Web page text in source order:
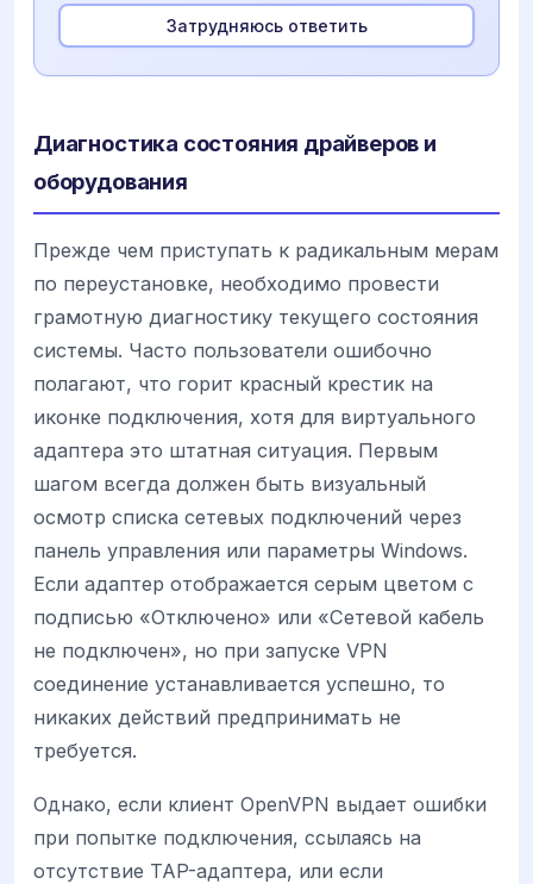
Затрудняюсь ответить
Диагностика состояния драйверов и
оборудования
Прежде чем приступать к радикальным мерам
по переустановке, необходимо провести
грамотную диагностику текущего состояния
системы. Часто пользователи ошибочно
полагают, что горит красный крестик на
иконке подключения, хотя для виртуального
адаптера это штатная ситуация. Первым
шагом всегда должен быть визуальный
осмотр списка сетевых подключений через
панель управления или параметры Windows.
Если адаптер отображается серым цветом с
подписью «Отключено» или «Сетевой кабель
не подключен», но при запуске VPN
соединение устанавливается успешно, то
никаких действий предпринимать не
требуется.
Однако, если клиент OpenVPN выдает ошибки
при попытке подключения, ссылаясь на
отсутствие TAP-адаптера, или если